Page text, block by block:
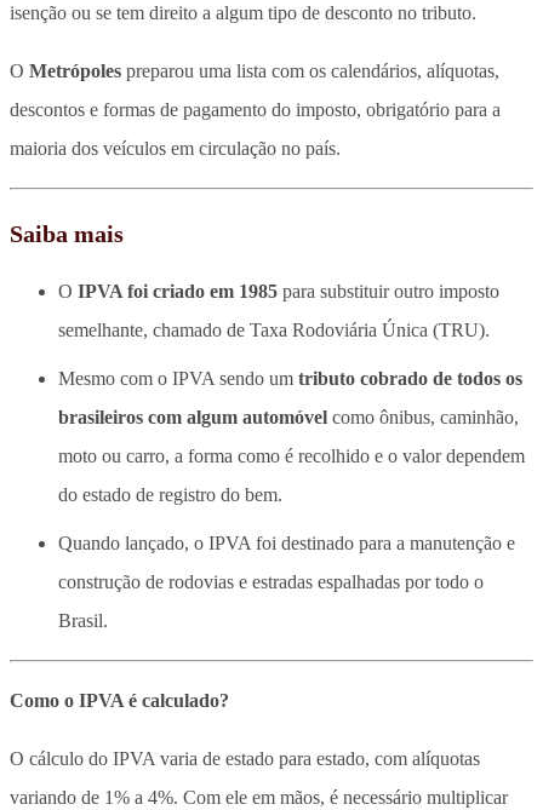
isenção ou se tem direito a algum tipo de desconto no tributo.
O Metrópoles preparou uma lista com os calendários, alíquotas,
descontos e formas de pagamento do imposto, obrigatório para a
maioria dos veículos em circulação no país.
Saiba mais
O IPVA foi criado em 1985 para substituir outro imposto
semelhante, chamado de Taxa Rodoviária Única (TRU).
Mesmo com o IPVA sendo um tributo cobrado de todos os
brasileiros com algum automóvel como ônibus, caminhão,
moto ou carro, a forma como é recolhido e o valor dependem
do estado de registro do bem.
Quando lançado, o IPVA foi destinado para a manutenção e
construção de rodovias e estradas espalhadas por todo o
Brasil.
Como o IPVA é calculado?
O cálculo do IPVA varia de estado para estado, com alíquotas
variando de 1% a 4%. Com ele em mãos, é necessário multiplicar